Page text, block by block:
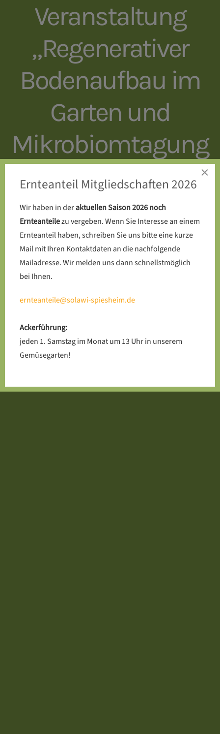
Veranstaltung
„Regenerativer
Bodenaufbau im
Garten und
Mikrobiomtagung
×
Ernteanteil Mitgliedschaften 2026
Wir haben in deraktuellen Saison 2026 noch
Ernteanteilezu vergeben. Wenn Sie Interesse an einem
Ernteanteil haben, schreiben Sie uns bitte eine kurze
Mail mit Ihren Kontaktdaten an die nachfolgende
Mailadresse. Wir melden uns dann schnellstmöglich
bei Ihnen.
ernteanteile@solawi-spiesheim.de
Ackerführung:
jeden 1. Samstag im Monat um 13 Uhr in unserem
Gemüsegarten!